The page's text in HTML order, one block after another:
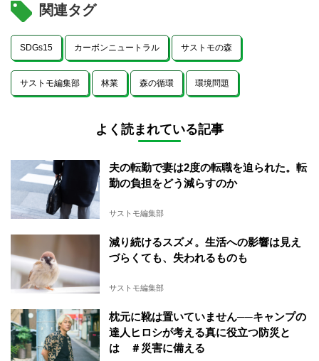
関連タグ
SDGs15 カーボンニュートラル サストモの森
サストモ編集部 林業 森の循環 環境問題
よく読まれている記事
夫の転勤で妻は2度の転職を迫られた。転
勤の負担をどう減らすのか
サストモ編集部
減り続けるスズメ。生活への影響は見え
づらくても、失われるものも
サストモ編集部
枕元に靴は置いていません──キャンプの
達人ヒロシが考える真に役立つ防災と
は ＃災害に備える